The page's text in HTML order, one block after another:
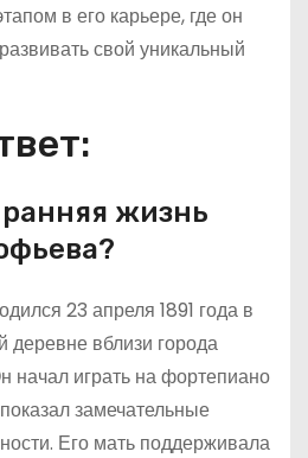
в его карьере, где он
свой уникальный
жизнь
23 апреля 1891 года в
вблизи города
начал играть на фортепиано
замечательные
Его мать поддерживала